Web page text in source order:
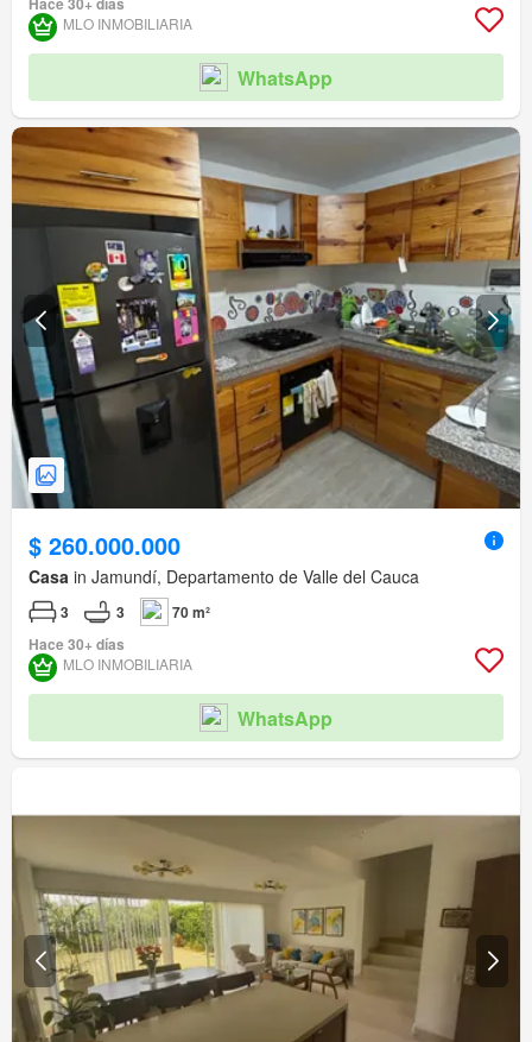
MLO INMOBILIARIA
WhatsApp
$ 260.000.000
Casa in Jamundí, Departamento de Valle del Cauca
3 3
70 m²
Hace 30+ días
MLO INMOBILIARIA
WhatsApp